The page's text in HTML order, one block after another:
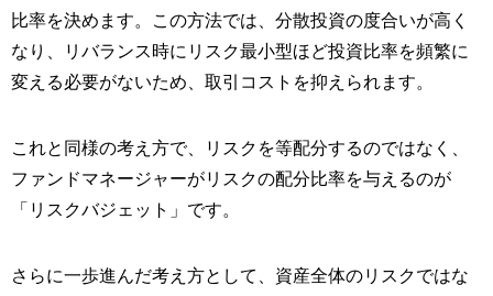
比率を決めます。この方法では、分散投資の度合いが高く
なり、リバランス時にリスク最小型ほど投資比率を頻繁に
変える必要がないため、取引コストを抑えられます。
これと同様の考え方で、リスクを等配分するのではなく、
ファンドマネージャーがリスクの配分比率を与えるのが
「リスクバジェット」です。
さらに一歩進んだ考え方として、資産全体のリスクではな